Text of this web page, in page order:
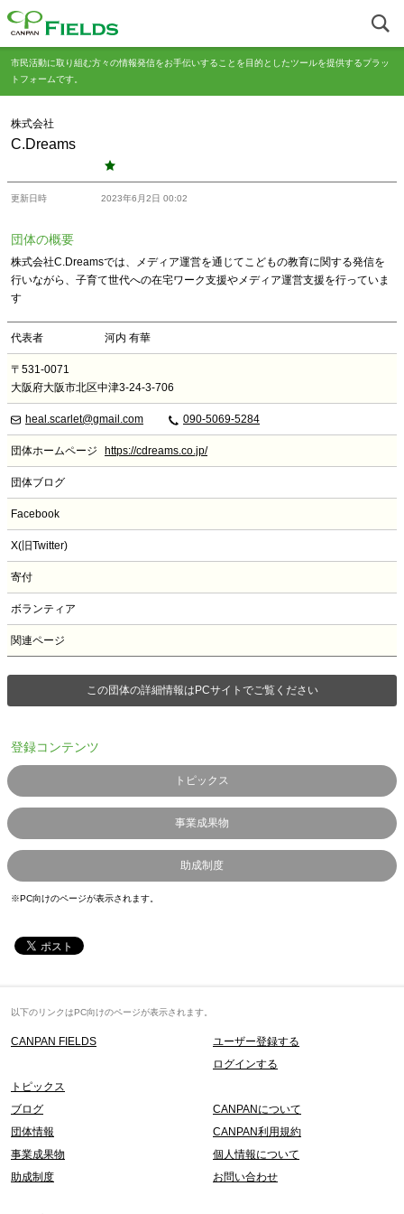
市民活動に取り組む方々の情報発信をお手伝いすることを目的としたツールを提供するプラッ
トフォームです。
株式会社
C.Dreams
更新日時 2023年6月2日 00:02
団体の概要
株式会社C.Dreamsでは、メディア運営を通じてこどもの教育に関する発信を
行いながら、子育て世代への在宅ワーク支援やメディア運営支援を行っていま
す
代表者 河内 有華
〒531-0071
大阪府大阪市北区中津3-24-3-706
heal.scarlet@gmail.com 090-5069-5284
団体ホームページ https://cdreams.co.jp/
団体ブログ
Facebook
X(旧Twitter)
寄付
ボランティア
関連ページ
この団体の詳細情報はPCサイトでご覧ください
登録コンテンツ
トピックス
事業成果物
助成制度
※PC向けのページが表示されます。
以下のリンクはPC向けのページが表示されます。
CANPAN FIELDS
ユーザー登録する
ログインする
トピックス
ブログ
団体情報
事業成果物
助成制度
CANPANについて
CANPAN利用規約
個人情報について
お問い合わせ